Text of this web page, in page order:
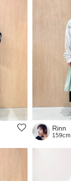
Rinn
159cm